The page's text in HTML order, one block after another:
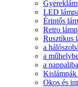
LED
Érintős
Retro
Rusztikus
a
a
a nappaliba
Kislámpák
Okos és